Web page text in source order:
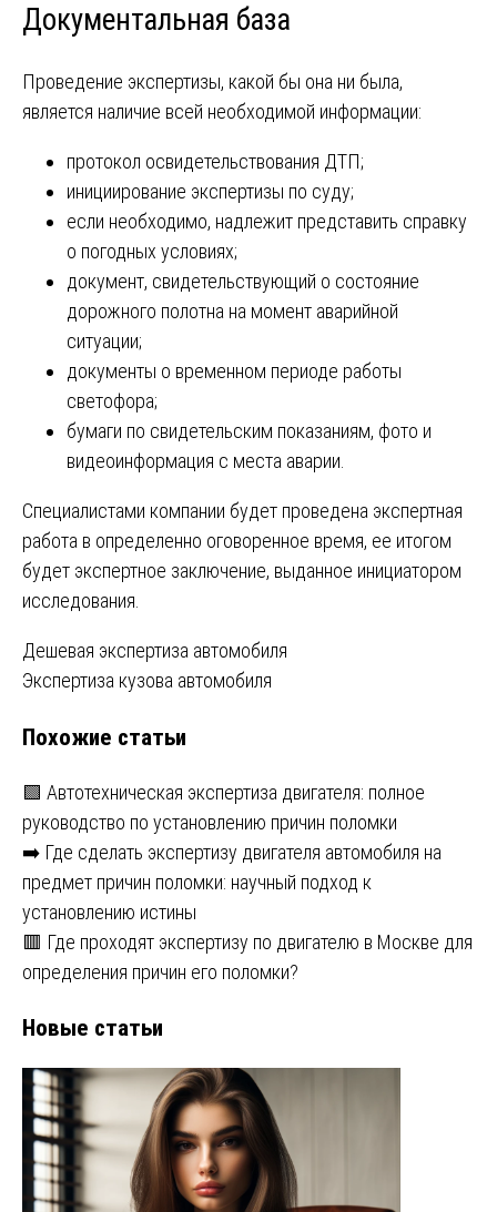
Документальная база
Проведение экспертизы, какой бы она ни была,
является наличие всей необходимой информации:
протокол освидетельствования ДТП;
инициирование экспертизы по суду;
если необходимо, надлежит представить справку
о погодных условиях;
документ, свидетельствующий о состояние
дорожного полотна на момент аварийной
ситуации;
документы о временном периоде работы
светофора;
бумаги по свидетельским показаниям, фото и
видеоинформация с места аварии.
Специалистами компании будет проведена экспертная
работа в определенно оговоренное время, ее итогом
будет экспертное заключение, выданное инициатором
исследования.
Навигация
записям
Дешевая экспертиза автомобиля
Экспертиза кузова автомобиля
Похожие статьи
🟩 Автотехническая экспертиза двигателя: полное
руководство по установлению причин поломки
➡️ Где сделать экспертизу двигателя автомобиля на
предмет причин поломки: научный подход к
установлению истины
🟥 Где проходят экспертизу по двигателю в Москве для
определения причин его поломки?
Новые статьи